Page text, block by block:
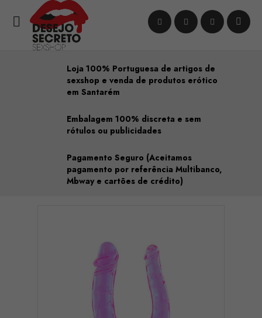

Loja 100% Portuguesa de artigos de
sexshop e venda de produtos erótico
em Santarém
Embalagem 100% discreta e sem
rótulos ou publicidades
Pagamento Seguro (Aceitamos
pagamento por referência Multibanco,
Mbway e cartões de crédito)